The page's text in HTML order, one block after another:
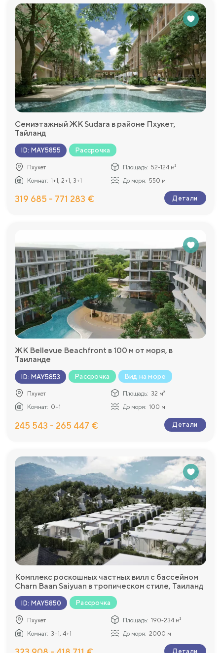
Семиэтажный ЖК Sudara в районе Пхукет,
Тайланд
ID: MAY5855 Рассрочка
Пхукет Площадь: 52-124 м²
Комнат: 1+1, 2+1, 3+1 До моря: 550 м
319 685 - 771 283 € Детали
ЖК Bellevue Beachfront в 100 м от моря, в
Таиланде
ID: MAY5853 Рассрочка Вид на море
Пхукет Площадь: 32 м²
Комнат: 0+1 До моря: 100 м
245 543 - 265 447 € Детали
Комплекс роскошных частных вилл с бассейном
Charn Baan Saiyuan в тропическом стиле, Таиланд
ID: MAY5850 Рассрочка
Пхукет Площадь: 190-234 м²
Комнат: 3+1, 4+1 До моря: 2000 м
Детали